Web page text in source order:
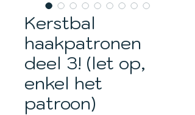
Kerstbal
haakpatronen
deel 3! (let op,
enkel het
patroon)